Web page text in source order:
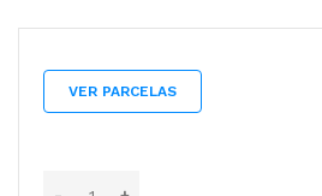
VER PARCELAS